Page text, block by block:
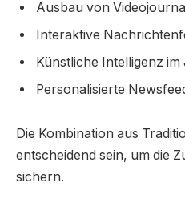
Ausbau von
Interaktive
Künstliche Intelligenz
Personalisierte
Die Kombination aus
entscheidend sein, um die
sichern.